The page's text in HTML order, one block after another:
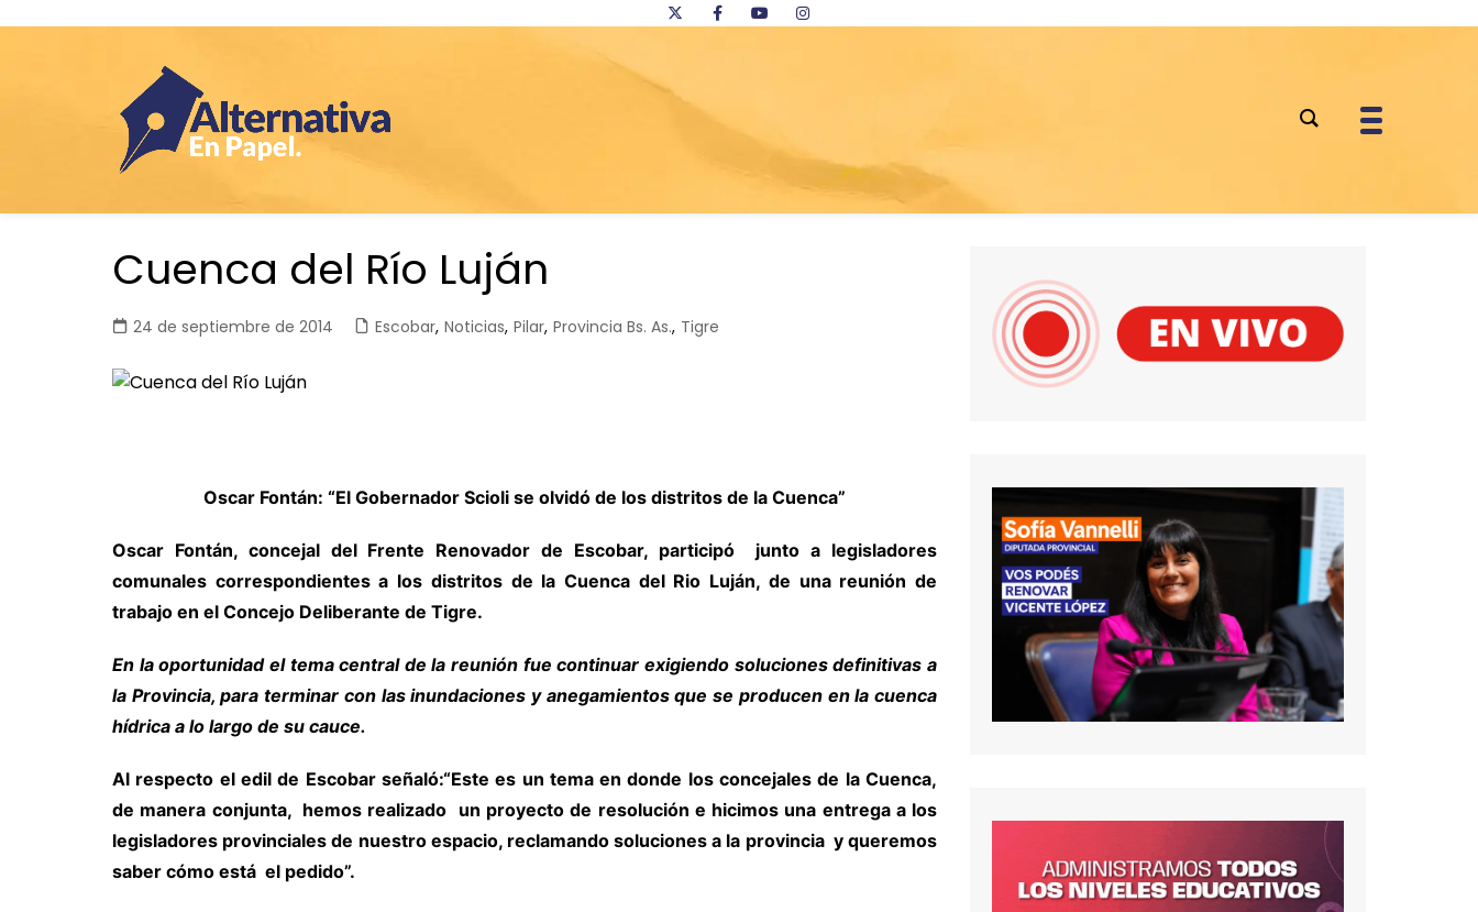
Cuenca del Río Luján
24 de septiembre de 2014 Escobar, Noticias, Pilar, Provincia Bs. As., Tigre
Oscar Fontán: “El Gobernador Scioli se olvidó de los distritos de la Cuenca”
Oscar Fontán, concejal del Frente Renovador de Escobar, participó junto a legisladores
comunales correspondientes a los distritos de la Cuenca del Rio Luján, de una reunión de
trabajo en el Concejo Deliberante de Tigre.
En la oportunidad el tema central de la reunión fue continuar exigiendo soluciones definitivas a
la Provincia, para terminar con las inundaciones y anegamientos que se producen en la cuenca
hídrica a lo largo de su cauce.
Al respecto el edil de Escobar señaló:“Este es un tema en donde los concejales de la Cuenca,
de manera conjunta, hemos realizado un proyecto de resolución e hicimos una entrega a los
legisladores provinciales de nuestro espacio, reclamando soluciones a la provincia y queremos
saber cómo está el pedido”.